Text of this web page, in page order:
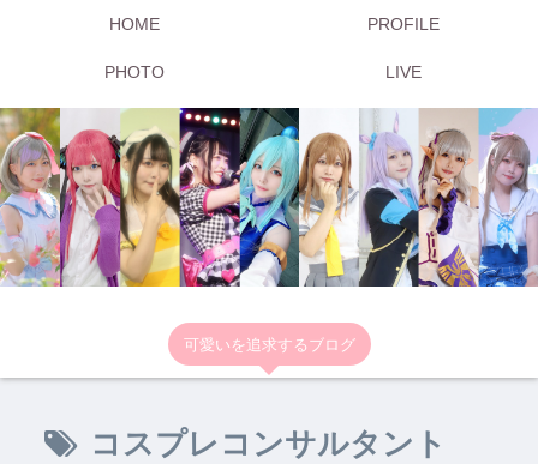
可愛いを追求するブログ
HOME PROFILE
PHOTO LIVE
コスプレコンサルタント